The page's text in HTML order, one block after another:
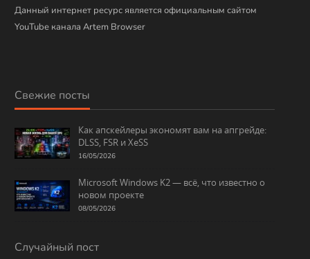
Данный интернет ресурс является официальным сайтом
YouTube канала Artem Browser
Свежие посты
Как апскейлеры экономят вам на апгрейде:
DLSS, FSR и XeSS
16/05/2026
Microsoft Windows K2 — всё, что известно о
новом проекте
08/05/2026
Случайный пост